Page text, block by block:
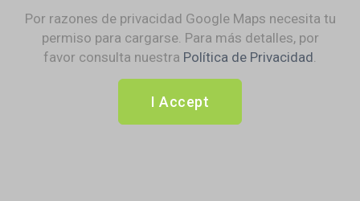
Por razones de privacidad Google Maps necesita tu
permiso para cargarse. Para más detalles, por
favor consulta nuestra Política de Privacidad
I Accept